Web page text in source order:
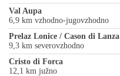
Val Aupa
6,9 km vzhodno-jugovzhodno
Prelaz Lonice / Cason di Lanza
9,3 km severovzhodno
Cristo di Forca
12,1 km južno